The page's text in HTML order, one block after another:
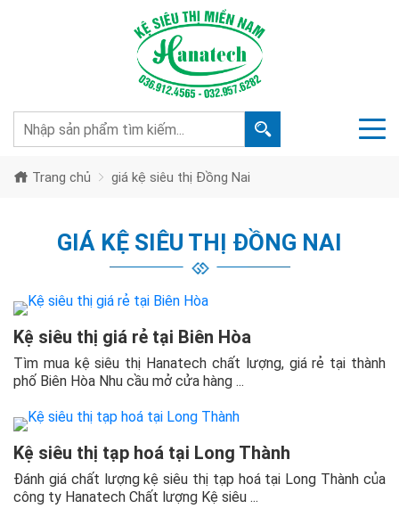
Trang chủ giá kệ siêu thị Đồng Nai
GIÁ KỆ SIÊU THỊ ĐỒNG NAI
Kệ siêu thị giá rẻ tại Biên Hòa
Tìm mua kệ siêu thị Hanatech chất lượng, giá rẻ tại thành
phố Biên Hòa Nhu cầu mở cửa hàng ...
Kệ siêu thị tạp hoá tại Long Thành
Đánh giá chất lượng kệ siêu thị tạp hoá tại Long Thành của
công ty Hanatech Chất lượng Kệ siêu ...